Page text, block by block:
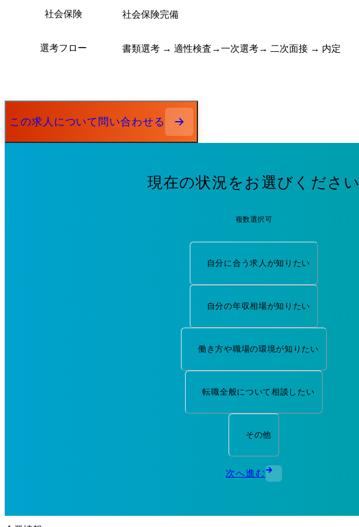
社会保険 社会保険完備
選考フロー 書類選考 → 適性検査→一次選考→ 二次面接 → 内定
この求人について問い合わせる
現在の状況をお選びください
複数選択可
自分に合う求人が知りたい
自分の年収相場が知りたい
働き方や職場の環境が知りたい
転職全般について相談したい
その他
次へ進む